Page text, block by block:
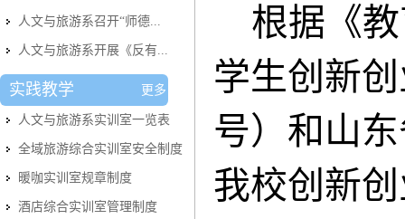
人文与旅游系召开“师德...
人文与旅游系开展《反有...
实践教学 更多
人文与旅游系实训室​一览表
全域旅游综合实训室安全制度
暖咖实训室规章制度
酒店综合实训室管理制度
根据《
学生创新
号）和山
我校创新